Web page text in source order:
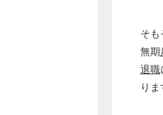
そも
無期
退職
り